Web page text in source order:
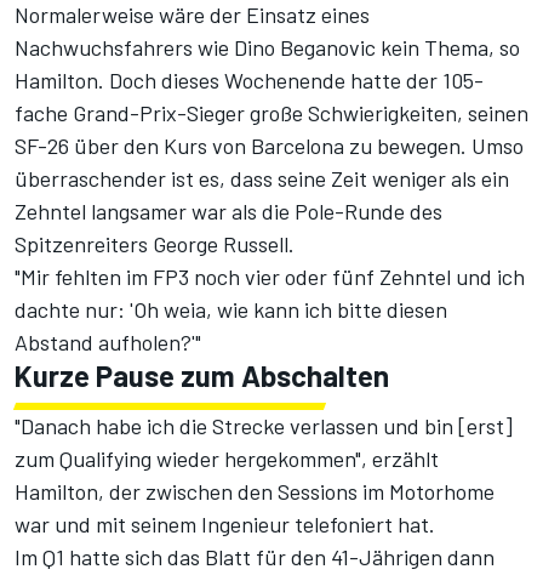
Normalerweise wäre der Einsatz eines
Nachwuchsfahrers wie Dino Beganovic kein Thema, so
Hamilton. Doch dieses Wochenende hatte der 105-
fache Grand-Prix-Sieger große Schwierigkeiten, seinen
SF-26 über den Kurs von Barcelona zu bewegen. Umso
überraschender ist es, dass seine Zeit weniger als ein
Zehntel langsamer war als die Pole-Runde des
Spitzenreiters George Russell.
"Mir fehlten im FP3 noch vier oder fünf Zehntel und ich
dachte nur: 'Oh weia, wie kann ich bitte diesen
Abstand aufholen?'"
Kurze Pause zum Abschalten
"Danach habe ich die Strecke verlassen und bin [erst]
zum Qualifying wieder hergekommen", erzählt
Hamilton, der zwischen den Sessions im Motorhome
war und mit seinem Ingenieur telefoniert hat.
Im Q1 hatte sich das Blatt für den 41-Jährigen dann